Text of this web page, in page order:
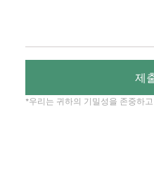
제
*우리는 귀하의 기밀성을 존중하